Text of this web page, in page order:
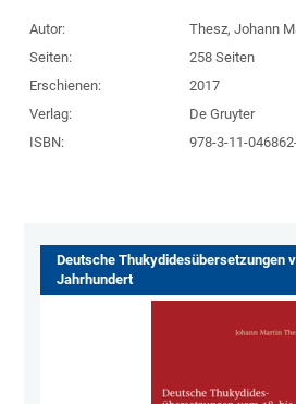
Autor:
Thesz, Johann
Seiten:
258 Seiten
Erschienen:
2017
Verlag:
De Gruyter
ISBN:
978-3-11-
Deutsche Thukydidesübersetzungen
Jahrhundert